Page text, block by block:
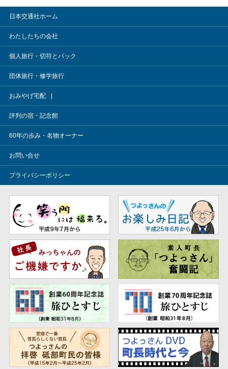
日本交通社ホーム
わたしたちの会社
個人旅行・切符とパック
団体旅行・修学旅行
おみやげ宅配
評判の宿・記念館
60年の歩み・名物オーナー
お問い合せ
プライバシーポリシー